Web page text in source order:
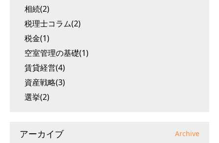
相続(2)
税理士コラム(2)
税金(1)
空室管理の基礎(1)
賃貸経営(4)
資産戦略(3)
選挙(2)
アーカイブ Archive